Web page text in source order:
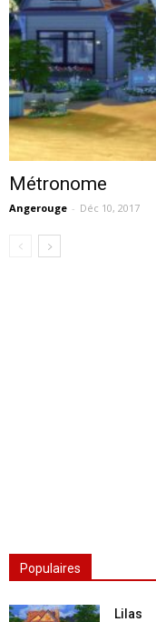
Métronome
Angerouge - Déc 10, 2017
Populaires
Lilas